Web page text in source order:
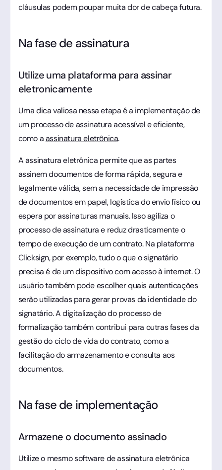
cláusulas podem poupar muita dor de cabeça futura.
Na fase de assinatura
Utilize uma plataforma para assinar
eletronicamente
Uma dica valiosa nessa etapa é a implementação de
um processo de assinatura acessível e eficiente,
como aassinatura eletrônica.
A assinatura eletrônica permite que as partes
assinem documentos de forma rápida, segura e
legalmente válida, sem a necessidade de impressão
de documentos em papel, logística do envio físico ou
espera por assinaturas manuais. Isso agiliza o
processo de assinatura e reduz drasticamente o
tempo de execução de um contrato. Na plataforma
Clicksign, por exemplo, tudo o que o signatário
precisa é de um dispositivo com acesso à internet. O
usuário também pode escolher quais autenticações
serão utilizadas para gerar provas da identidade do
signatário. A digitalização do processo de
formalização também contribui para outras fases da
gestão do ciclo de vida do contrato, como a
facilitação do armazenamento e consulta aos
documentos.
Na fase de implementação
Armazene o documento assinado
Utilize o mesmo software de assinatura eletrônica